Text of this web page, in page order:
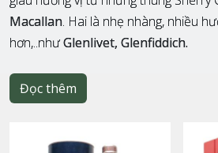
Macallan. Hai là nhẹ nhàng, nhiều
hơn,..nhưGlenlivet, Glenfiddich.
Đọc thêm